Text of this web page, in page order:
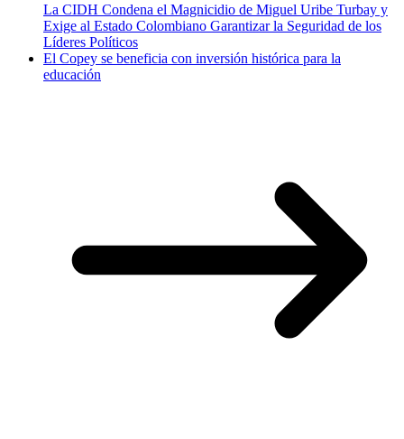
La CIDH Condena el Magnicidio de Miguel Uribe Turbay y
Exige al Estado Colombiano Garantizar la Seguridad de los
Líderes Políticos
El Copey se beneficia con inversión histórica para la
educación